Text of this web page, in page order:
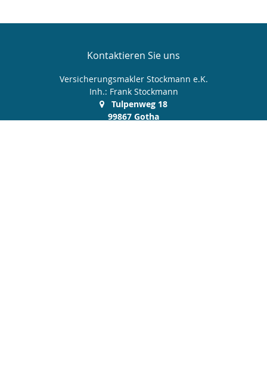
Kontaktieren Sie uns
Versicherungsmakler Stockmann e.K.
Inh.: Frank Stockmann
Tulpenweg 18
99867 Gotha